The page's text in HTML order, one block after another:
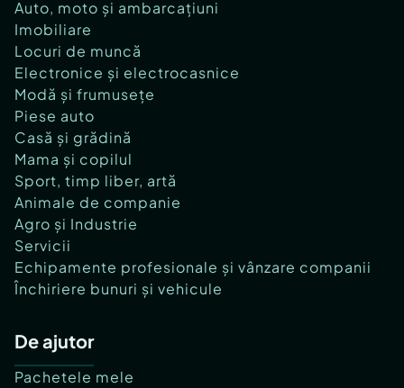
Auto, moto și ambarcațiuni
Imobiliare
Locuri de muncă
Electronice și electrocasnice
Modă și frumusețe
Piese auto
Casă și grădină
Mama și copilul
Sport, timp liber, artă
Animale de companie
Agro și Industrie
Servicii
Echipamente profesionale și vânzare companii
Închiriere bunuri și vehicule
De ajutor
Pachetele mele